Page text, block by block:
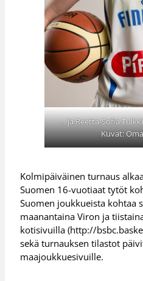
… ja Reetta-Sofia
Kuvat:
Kolmipäiväinen turnaus
Suomen 16-vuotiaat tytöt
Suomen joukkueista kohtaa
maanantaina Viron ja
kotisivuilla (http://
sekä turnauksen tilastot
maajoukkuesivuille.